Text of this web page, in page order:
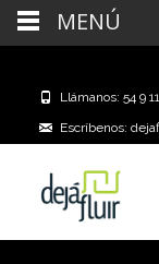
Llámanos: 54 9
Escríbenos:
MENÚ